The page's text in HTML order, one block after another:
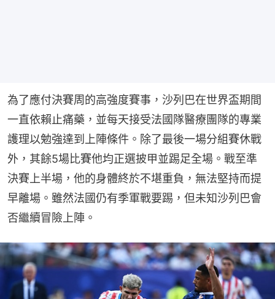
為了應付決賽周的高強度賽事，沙列巴在世界盃期間
一直依賴止痛藥，並每天接受法國隊醫療團隊的專業
護理以勉強達到上陣條件。除了最後一場分組賽休戰
外，其餘5場比賽他均正選披甲並踢足全場。戰至準
決賽上半場，他的身體終於不堪重負，無法堅持而提
早離場。雖然法國仍有季軍戰要踢，但未知沙列巴會
否繼續冒險上陣。